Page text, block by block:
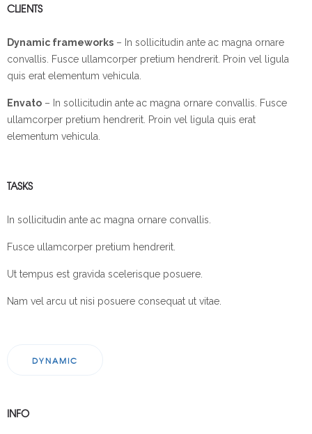
CLIENTS
Dynamic frameworks – In sollicitudin ante ac magna ornare
convallis. Fusce ullamcorper pretium hendrerit. Proin vel ligula
quis erat elementum vehicula.
Envato – In sollicitudin ante ac magna ornare convallis. Fusce
ullamcorper pretium hendrerit. Proin vel ligula quis erat
elementum vehicula.
TASKS
In sollicitudin ante ac magna ornare convallis.
Fusce ullamcorper pretium hendrerit.
Ut tempus est gravida scelerisque posuere.
Nam vel arcu ut nisi posuere consequat ut vitae.
DYNAMIC
INFO